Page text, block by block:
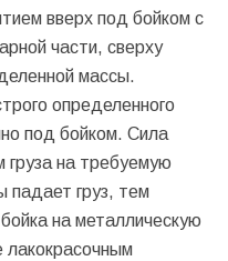
вверх под бойком с
части, сверху
массы.
определенного
под бойком. Сила
груза на требуемую
падает груз, тем
на металлическую
лакокрасочным